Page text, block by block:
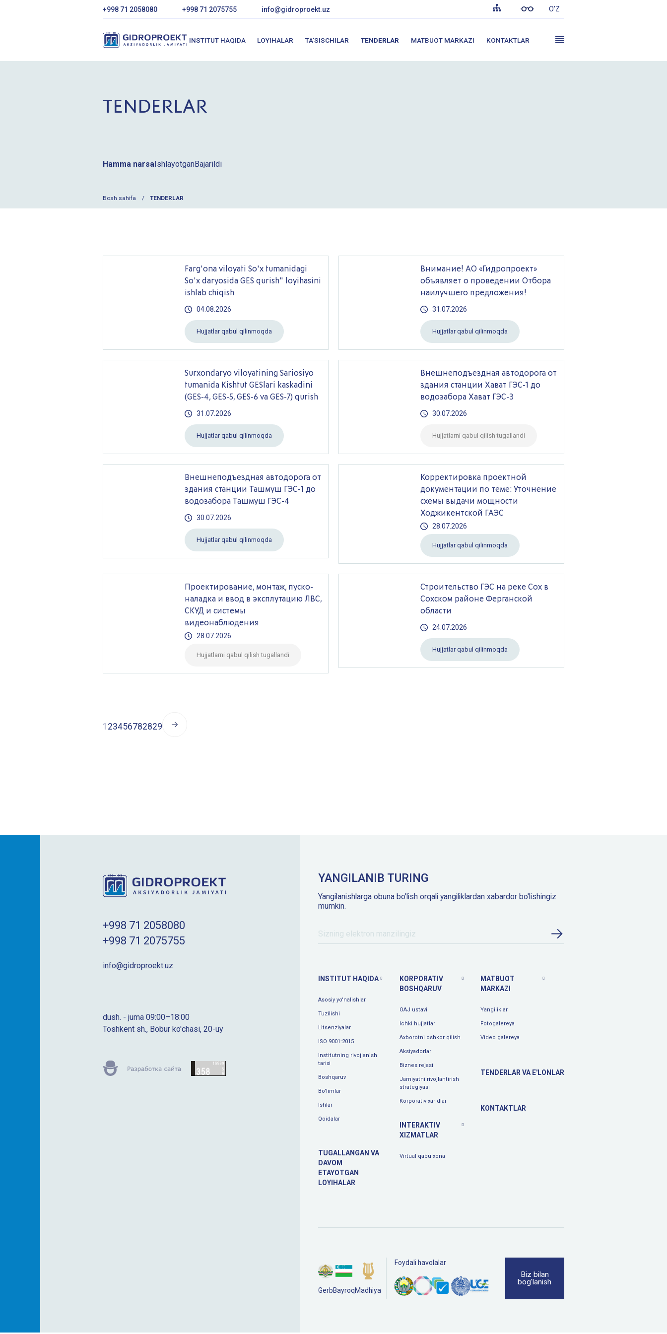
+998 71 2058080 +998 71 2075755 info@gidroproekt.uz O'Z
INSTITUT HAQIDA LOYIHALAR TA'SISCHILAR TENDERLAR MATBUOT MARKAZI KONTAKTLAR
TENDERLAR
Hamma narsaIshlayotganBajarildi
Bosh sahifa TENDERLAR
Farg'ona viloyati So'x tumanidagi
So'x daryosida GES qurish" loyihasini
ishlab chiqish
04.08.2026
Hujjatlar qabul qilinmoqda
Внимание! AО «Гидропроект»
объявляет о проведении Отбора
наилучшего предложения!
31.07.2026
Hujjatlar qabul qilinmoqda
Surxondaryo viloyatining Sariosiyo
tumanida Kishtut GESlari kaskadini
(GES-4, GES-5, GES-6 va GES-7) qurish
31.07.2026
Hujjatlar qabul qilinmoqda
Внешнеподъездная автодорога от
здания станции Хават ГЭС-1 до
водозабора Хават ГЭС-3
30.07.2026
Hujjatlarni qabul qilish tugallandi
Внешнеподъездная автодорога от
здания станции Ташмуш ГЭС-1 до
водозабора Ташмуш ГЭС-4
30.07.2026
Hujjatlar qabul qilinmoqda
Корректировка проектной
документации по теме: Уточнение
схемы выдачи мощности
Ходжикентской ГАЭС
28.07.2026
Hujjatlar qabul qilinmoqda
Проектирование, монтаж, пуско-
наладка и ввод в эксплутацию ЛВС,
СКУД и системы
видеонаблюдения
28.07.2026
Hujjatlarni qabul qilish tugallandi
Строительство ГЭС на реке Сох в
Сохском районе Ферганской
области
24.07.2026
Hujjatlar qabul qilinmoqda
1 23456782829
+998 71 2058080
+998 71 2075755
info@gidroproekt.uz
dush. - juma 09:00–18:00
Toshkent sh., Bobur ko'chasi, 20-uy
YANGILANIB TURING
Yangilanishlarga obuna bo'lish orqali yangiliklardan xabardor bo'lishingiz
mumkin.
INSTITUT HAQIDA
Asosiy yo'nalishlar
Tuzilishi
Litsenziyalar
ISO 9001:2015
Institutning rivojlanish
tarixi
Boshqaruv
Bo'limlar
Ishlar
Qoidalar
TUGALLANGAN VA
DAVOM
ETAYOTGAN
LOYIHALAR
KORPORATIV
BOSHQARUV
OAJ ustavi
Ichki hujjatlar
Axborotni oshkor qilish
Aksiyadorlar
Biznes rejasi
Jamiyatni rivojlantirish
strategiyasi
Korporativ xaridlar
INTERAKTIV
XIZMATLAR
Virtual qabulxona
MATBUOT
MARKAZI
Yangiliklar
Fotogalereya
Video galereya
TENDERLAR VA E'LONLAR
KONTAKTLAR
GerbBayroqMadhiya
Foydali havolalar
Biz bilan
bog'lanish